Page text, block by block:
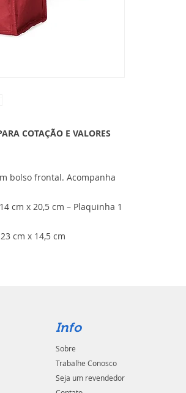
COTAÇÃO E VALORES
bolso frontal. Acompanha
cm x 20,5 cm – Plaquinha 1
cm x 14,5 cm
Info
Sobre
Trabalhe Conosco
Seja um revendedor